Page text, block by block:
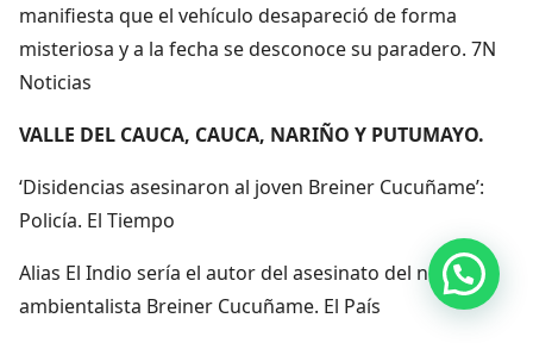
manifiesta que el vehículo desapareció de forma
misteriosa y a la fecha se desconoce su paradero. 7N
Noticias
VALLE DEL CAUCA, CAUCA, NARIÑO Y PUTUMAYO.
‘Disidencias asesinaron al joven Breiner Cucuñame’:
Policía. El Tiempo
Alias El Indio sería el autor del asesinato del niño
ambientalista Breiner Cucuñame. El País
Hola, por aquí puedes contactarnos